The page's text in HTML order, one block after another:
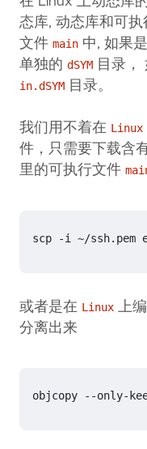
态库, 动态库和可
文件 main 中, 如果是
单独的 dSYM 目录，
in.dSYM 目录。
我们用不着在 Linux
件，只需要下载含
里的可执行文件
或者是在 Linux 上
分离出来